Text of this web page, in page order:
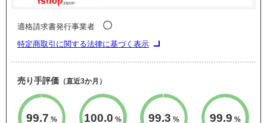
適格請求書発行事業者 〇
特定商取引に関する法律に基づく表示
売り手評価 （直近3か月）
99.7 % 100.0 % 99.3 % 99.9 %